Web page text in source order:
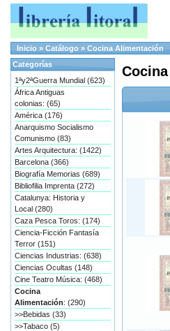
Inicio » Catálogo » Cocina Alimentación
Categorías
1ªy2ªGuerra Mundial (623)
África Antiguas
colonias: (65)
América (176)
Anarquismo Socialismo
Comunismo (83)
Artes Arquitectura: (1422)
Barcelona (366)
Biografía Memorias (689)
Bibliofilia Imprenta (272)
Catalunya: Historia y
Local (280)
Caza Pesca Toros: (174)
Ciencia-Ficción Fantasía
Terror (151)
Ciencias Industrias: (638)
Ciencias Ocultas (148)
Cine Teatro Música: (468)
Cocina
Alimentación: (290)
>>Bebidas (33)
>>Tabaco (5)